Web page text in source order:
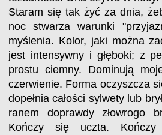
Staram się tak żyć za dnia,
noc stwarza warunki
myślenia. Kolor, jaki można
jest intensywny i głęboki; z
prostu ciemny. Dominują
czerwienie. Forma oczyszcza
dopełnia całości sylwety lub
ranem doprawdy złowrogo
Kończy się uczta.